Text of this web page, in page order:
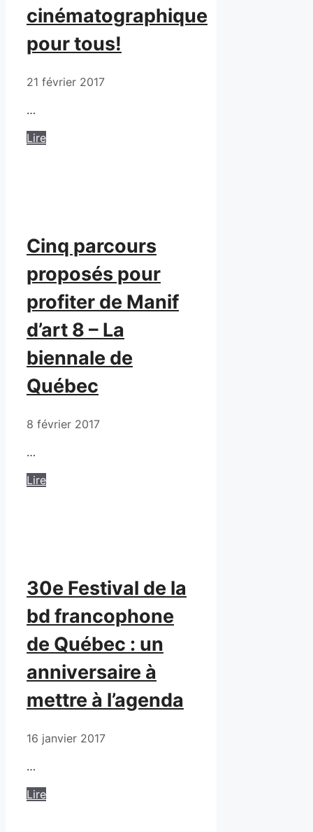
cinématographique
pour tous!
21 février 2017
…
Lire
Cinq parcours
proposés pour
profiter de Manif
d’art 8 – La
biennale de
Québec
8 février 2017
…
Lire
30e Festival de la
bd francophone
de Québec : un
anniversaire à
mettre à l’agenda
16 janvier 2017
…
Lire